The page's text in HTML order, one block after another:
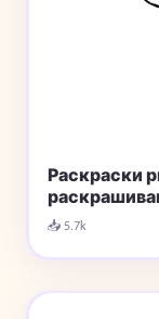
Раскраски
📥 5.7k